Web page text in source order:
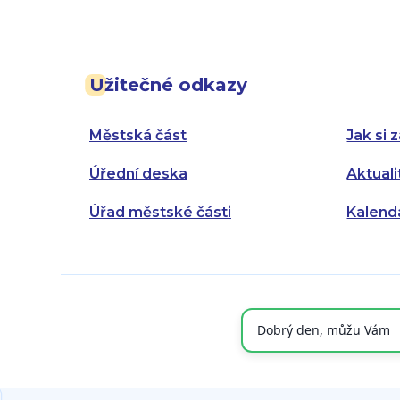
Užitečné odkazy
Městská část
Úřední deska
Úřad městské části
Jak si